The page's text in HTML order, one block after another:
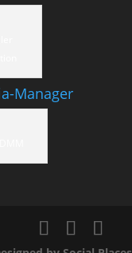
Manager